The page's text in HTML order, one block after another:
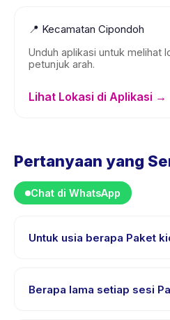
📍 Kecamatan Cipondoh
Unduh aplikasi untuk melihat
petunjuk arah.
Lihat Lokasi di Aplikasi →
Pertanyaan yang
Chat di WhatsApp
Untuk usia berapa Paket
tahun. Instruktur
tingkat kemampuan dalam
Berapa lama setiap sesi